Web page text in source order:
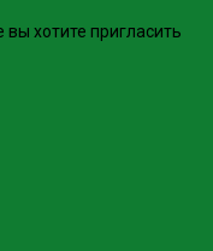
хотите пригласить